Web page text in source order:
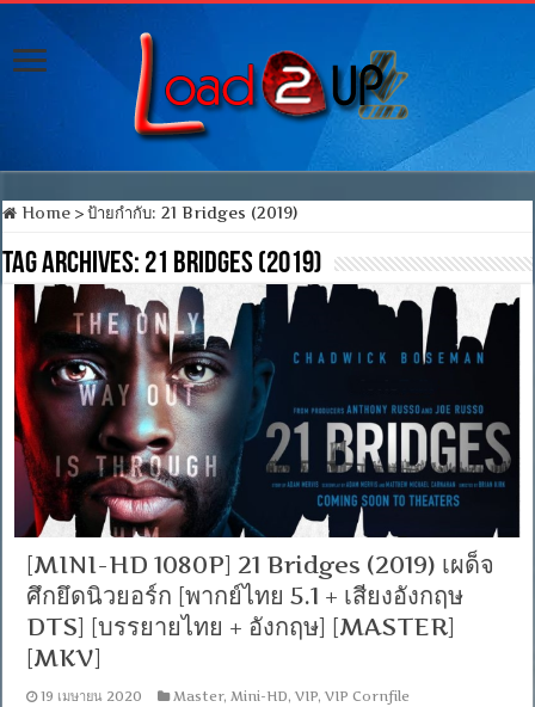
Home > ป้ายกำกับ:21 Bridges (2019)
Tag Archives: 21 Bridges (2019)
[MINI-HD 1080P] 21 Bridges (2019) เผด็จ
ศึกยึดนิวยอร์ก [พากย์ไทย 5.1 + เสียงอังกฤษ
DTS] [บรรยายไทย + อังกฤษ] [MASTER]
[MKV]
19 เมษายน 2020 Master, Mini-HD,VIP,VIP Cornfile